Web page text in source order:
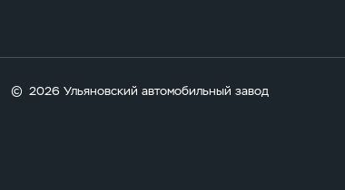
© 2026 Ульяновский автомобильный завод